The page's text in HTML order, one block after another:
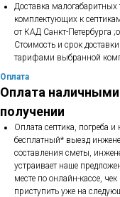
Доставка малогабаритных
комплектующих к
от КАД Санкт-Петербурга
Стоимость и срок
тарифами выбранной
Оплата
Оплата наличными
получении
Оплата септика, погреба и
бесплатный* выезд
составления сметы,
устраивает наше
месте по онлайн-кассе,
приступить уже на